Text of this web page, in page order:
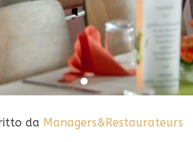
da Managers&Restaurateurs